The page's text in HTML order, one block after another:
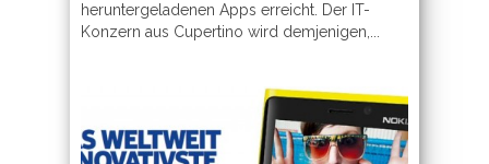
heruntergeladenen Apps erreicht. Der IT-
Konzern aus Cupertino wird demjenigen,...